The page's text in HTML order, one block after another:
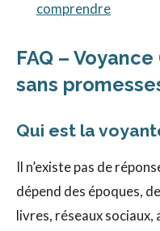
comprendre
FAQ –
sans
Qui est la
Il n’existe pas de
dépend des époques,
livres, réseaux sociaux,